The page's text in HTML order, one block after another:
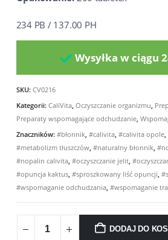
234 PB / 137.00 PH
Wysyłka w ciągu
SKU: CV0216
Kategorii: CaliVita, Oczyszczanie organizmu
Preparaty wspomagające odchudzanie,
Znaczników: #błonnik #calivita, #calivita opole,
#metabolizm tłuszczów, #naturalny błonnik
#nopalin calivita, #oczyszczanie jelit,
#opuncja kaktus, #sproszkowany liść opuncji
#wspomaganie odchudzania, #wspomaganie
DODAJ DO